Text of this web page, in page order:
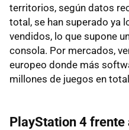
territorios, según datos
total, se han superado ya
vendidos, lo que supone
consola. Por mercados,
europeo donde más
millones de juegos en
PlayStation 4 frente